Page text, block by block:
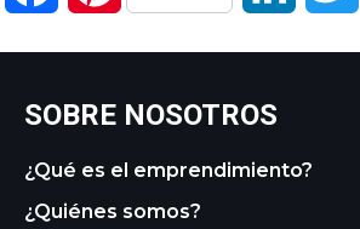
SOBRE NOSOTROS
¿Qué es el emprendimiento?
¿Quiénes somos?